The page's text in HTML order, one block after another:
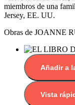
miembros de una
Jersey, EE. UU.
Obras de JOANNE
Añadir a
Vista